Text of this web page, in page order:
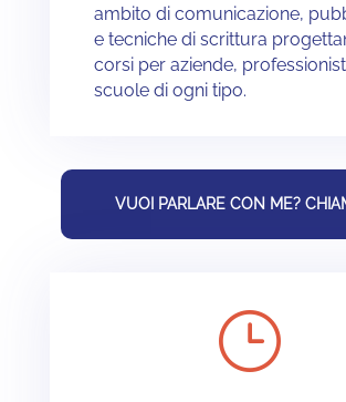
ambito di comunicazione,
e tecniche di scrittura
corsi per aziende,
scuole di ogni tipo.
VUOI PARLARE CON ME?
}